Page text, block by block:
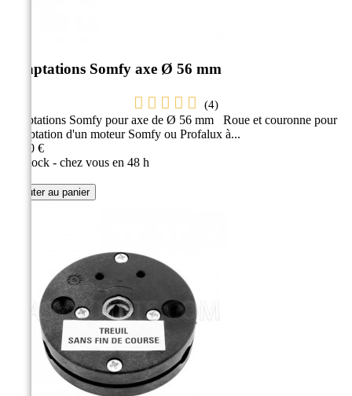
Adaptations Somfy axe Ø 56 mm
(4)
Adaptations Somfy pour axe de Ø 56 mm Roue et couronne pour
l'adaptation d'un moteur Somfy ou Profalux à...
32,30 €
En stock - chez vous en 48 h
Ajouter au panier